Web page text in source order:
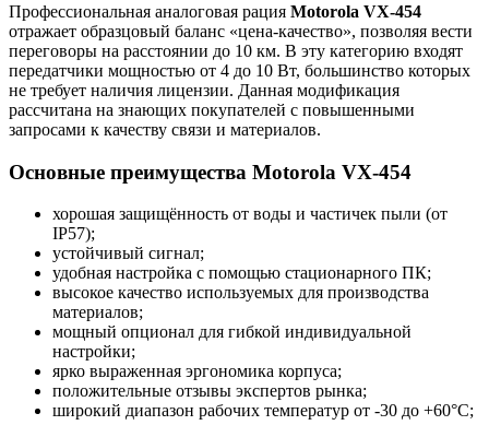
Профессиональная аналоговая рация Motorola VX-454
отражает образцовый баланс «цена-качество», позволяя вести
переговоры на расстоянии до 10 км. В эту категорию входят
передатчики мощностью от 4 до 10 Вт, большинство которых
не требует наличия лицензии. Данная модификация
рассчитана на знающих покупателей с повышенными
запросами к качеству связи и материалов.
Основные преимущества Motorola VX-454
хорошая защищённость от воды и частичек пыли (от
IP57);
устойчивый сигнал;
удобная настройка с помощью стационарного ПК;
высокое качество используемых для производства
материалов;
мощный опционал для гибкой индивидуальной
настройки;
ярко выраженная эргономика корпуса;
положительные отзывы экспертов рынка;
широкий диапазон рабочих температур от -30 до +60°С;